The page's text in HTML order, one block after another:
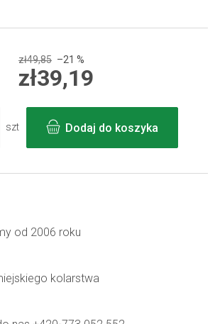
zł49,85 –21 %
zł39,19
jednostkowa:
szt
Dodaj do koszyka
od 2006 roku
kolarstwa